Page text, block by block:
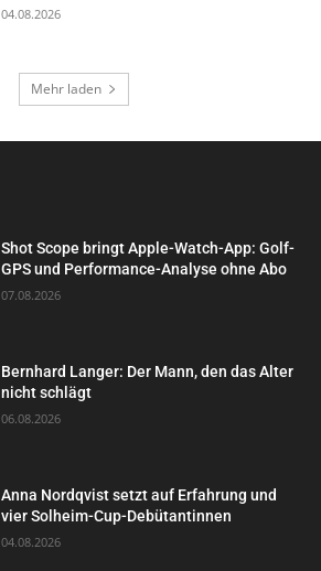
04.08.2026
Mehr laden
Shot Scope bringt Apple-Watch-App: Golf-
GPS und Performance-Analyse ohne Abo
07.08.2026
Bernhard Langer: Der Mann, den das Alter
nicht schlägt
06.08.2026
Anna Nordqvist setzt auf Erfahrung und
vier Solheim-Cup-Debütantinnen
04.08.2026